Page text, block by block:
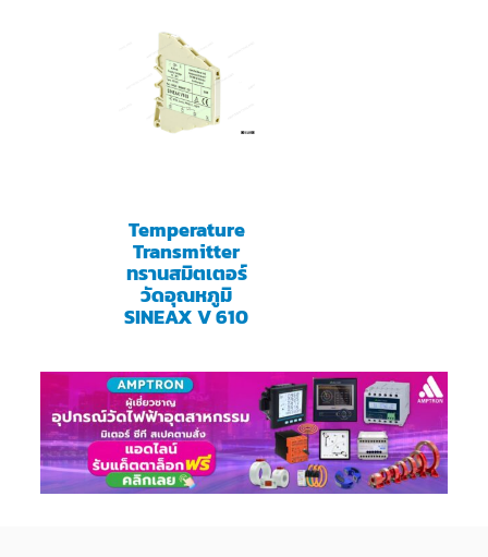
Temperature
Transmitter
ทรานสมิตเตอร์
วัดอุณหภูมิ
SINEAX V 610